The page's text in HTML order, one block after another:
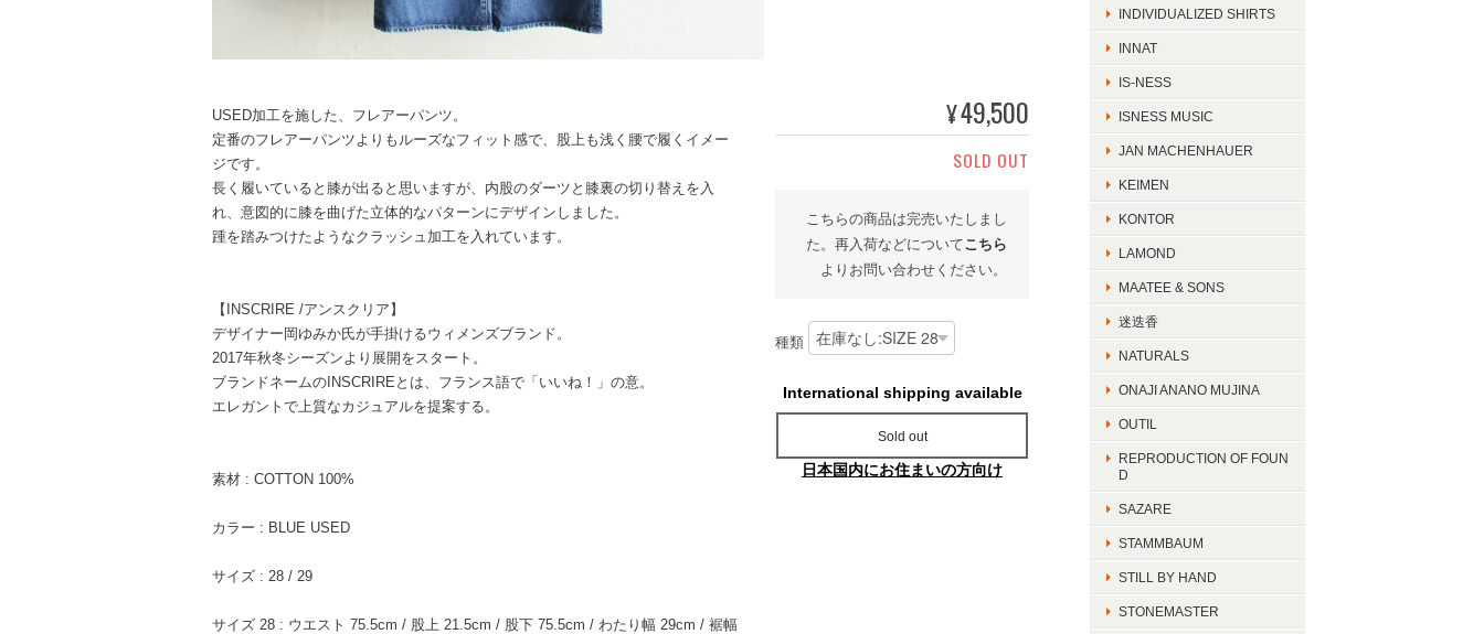
USED加工を施した、フレアーパンツ。
定番のフレアーパンツよりもルーズなフィット感で、股上も浅く腰で履くイメー
ジです。
長く履いていると膝が出ると思いますが、内股のダーツと膝裏の切り替えを入
れ、意図的に膝を曲げた立体的なパターンにデザインしました。
踵を踏みつけたようなクラッシュ加工を入れています。
【INSCRIRE /アンスクリア】
デザイナー岡ゆみか氏が手掛けるウィメンズブランド。
2017年秋冬シーズンより展開をスタート。
ブランドネームのINSCRIREとは、フランス語で「いいね！」の意。
エレガントで上質なカジュアルを提案する。
素材 : COTTON 100%
カラー : BLUE USED
サイズ : 28 / 29
サイズ 28 : ウエスト 75.5cm / 股上 21.5cm / 股下 75.5cm / わたり幅 29cm / 裾幅
¥49,500
SOLD OUT
こちらの商品は完売いたしまし
た。再入荷などについてこちら
よりお問い合わせください。
種類
International shipping available
Sold out
日本国内にお住まいの方向け
INDIVIDUALIZED SHIRTS
INNAT
IS-NESS
ISNESS MUSIC
JAN MACHENHAUER
KEIMEN
KONTOR
LAMOND
MAATEE & SONS
迷迭香
NATURALS
ONAJI ANANO MUJINA
OUTIL
REPRODUCTION OF FOUN
D
SAZARE
STAMMBAUM
STILL BY HAND
STONEMASTER